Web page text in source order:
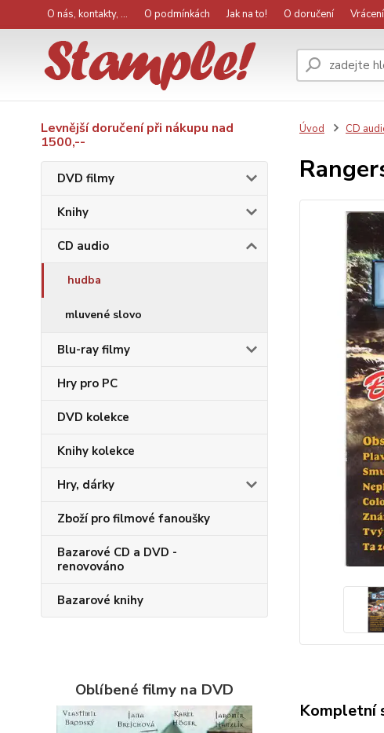
O nás, kontakty, ... O podmínkách Jak na to! O doručení
Levnější doručení při nákupu nad
1500,--
DVD filmy
Knihy
CD audio
hudba
mluvené slovo
Blu-ray filmy
Hry pro PC
DVD kolekce
Knihy kolekce
Hry, dárky
Zboží pro filmové fanoušky
Bazarové CD a DVD -
renovováno
Bazarové knihy
Oblíbené filmy na DVD
Úvod CD
Kompletní